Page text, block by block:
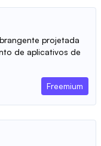
projetada
de aplicativos de
Freemium